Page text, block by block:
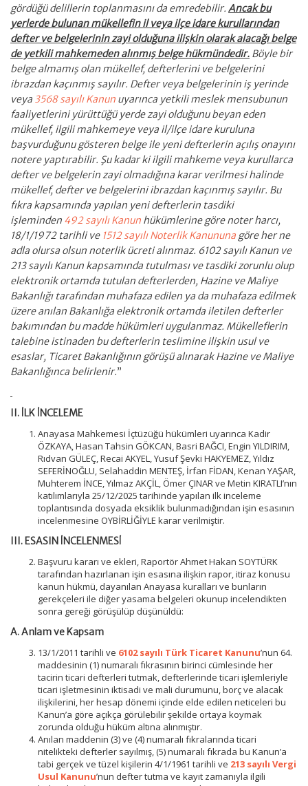
gördüğü delillerin toplanmasını da emredebilir. Ancak bu
yerlerde bulunan mükellefin il veya ilçe idare kurullarından
defter ve belgelerinin zayi olduğuna ilişkin olarak alacağı belge
de yetkili mahkemeden alınmış belge hükmündedir. Böyle bir
belge almamış olan mükellef, defterlerini ve belgelerini
ibrazdan kaçınmış sayılır. Defter veya belgelerinin iş yerinde
veya 3568 sayılı Kanun uyarınca yetkili meslek mensubunun
faaliyetlerini yürüttüğü yerde zayi olduğunu beyan eden
mükellef, ilgili mahkemeye veya il/ilçe idare kuruluna
başvurduğunu gösteren belge ile yeni defterlerin açılış onayını
notere yaptırabilir. Şu kadar ki ilgili mahkeme veya kurullarca
defter ve belgelerin zayi olmadığına karar verilmesi halinde
mükellef, defter ve belgelerini ibrazdan kaçınmış sayılır. Bu
fıkra kapsamında yapılan yeni defterlerin tasdiki
işleminden 492 sayılı Kanun hükümlerine göre noter harcı,
18/1/1972 tarihli ve 1512 sayılı Noterlik Kanununa göre her ne
adla olursa olsun noterlik ücreti alınmaz. 6102 sayılı Kanun ve
213 sayılı Kanun kapsamında tutulması ve tasdiki zorunlu olup
elektronik ortamda tutulan defterlerden, Hazine ve Maliye
Bakanlığı tarafından muhafaza edilen ya da muhafaza edilmek
üzere anılan Bakanlığa elektronik ortamda iletilen defterler
bakımından bu madde hükümleri uygulanmaz. Mükelleflerin
talebine istinaden bu defterlerin teslimine ilişkin usul ve
esaslar, Ticaret Bakanlığının görüşü alınarak Hazine ve Maliye
Bakanlığınca belirlenir.”
II. İLK İNCELEME
Anayasa Mahkemesi İçtüzüğü hükümleri uyarınca Kadir
ÖZKAYA, Hasan Tahsin GÖKCAN, Basri BAĞCI, Engin YILDIRIM,
Rıdvan GÜLEÇ, Recai AKYEL, Yusuf Şevki HAKYEMEZ, Yıldız
SEFERİNOĞLU, Selahaddin MENTEŞ, İrfan FİDAN, Kenan YAŞAR,
Muhterem İNCE, Yılmaz AKÇİL, Ömer ÇINAR ve Metin KIRATLI’nın
katılımlarıyla 25/12/2025 tarihinde yapılan ilk inceleme
toplantısında dosyada eksiklik bulunmadığından işin esasının
incelenmesine OYBİRLİĞİYLE karar verilmiştir.
III. ESASIN İNCELENMESİ
Başvuru kararı ve ekleri, Raportör Ahmet Hakan SOYTÜRK
tarafından hazırlanan işin esasına ilişkin rapor, itiraz konusu
kanun hükmü, dayanılan Anayasa kuralları ve bunların
gerekçeleri ile diğer yasama belgeleri okunup incelendikten
sonra gereği görüşülüp düşünüldü:
A. Anlam ve Kapsam
13/1/2011 tarihli ve 6102 sayılı Türk Ticaret Kanunu’nun 64.
maddesinin (1) numaralı fıkrasının birinci cümlesinde her
tacirin ticari defterleri tutmak, defterlerinde ticari işlemleriyle
ticari işletmesinin iktisadi ve mali durumunu, borç ve alacak
ilişkilerini, her hesap dönemi içinde elde edilen neticeleri bu
Kanun’a göre açıkça görülebilir şekilde ortaya koymak
zorunda olduğu hüküm altına alınmıştır.
Anılan maddenin (3) ve (4) numaralı fıkralarında ticari
nitelikteki defterler sayılmış, (5) numaralı fıkrada bu Kanun’a
tabi gerçek ve tüzel kişilerin 4/1/1961 tarihli ve 213 sayılı Vergi
Usul Kanunu’nun defter tutma ve kayıt zamanıyla ilgili